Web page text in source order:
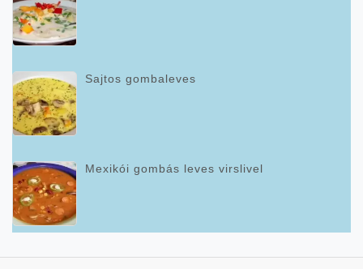
Sajtos gombaleves
Mexikói gombás leves virslivel